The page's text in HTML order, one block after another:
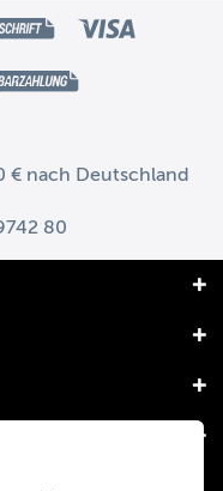
€ nach Deutschland
80